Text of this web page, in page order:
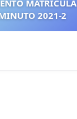
MATRICULA
UNIMINUTO 2021-2